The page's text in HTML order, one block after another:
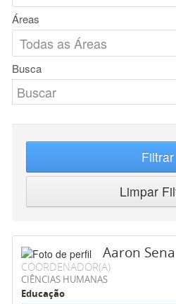
Áreas
Busca
Filtrar
Limpar
Aaron
COORDENADOR(A)
CIÊNCIAS HUMANAS
Educação